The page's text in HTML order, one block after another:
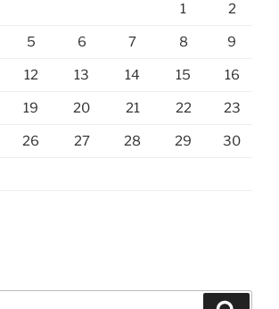
1 2
5 6 7 8 9
12 13 14 15 16
19 20 21 22 23
26 27 28 29 30